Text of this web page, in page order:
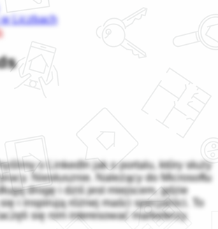
Liczbach
o LinkedIn jak o portalu, który służy
Niesłusznie. Należący do Microsoftu
drogę i dziś jest miejscem, gdzie
i inspirują różnej maści specjaliści. To
się nim interesować marketerzy.